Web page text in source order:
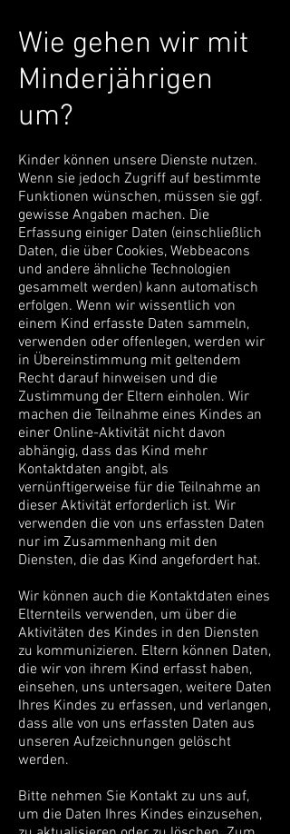
Wie gehen wir mit
Minderjährigen
um?
Kinder können unsere Dienste nutzen.
Wenn sie jedoch Zugriff auf bestimmte
Funktionen wünschen, müssen sie ggf.
gewisse Angaben machen. Die
Erfassung einiger Daten (einschließlich
Daten, die über Cookies, Webbeacons
und andere ähnliche Technologien
gesammelt werden) kann automatisch
erfolgen. Wenn wir wissentlich von
einem Kind erfasste Daten sammeln,
verwenden oder offenlegen, werden wir
in Übereinstimmung mit geltendem
Recht darauf hinweisen und die
Zustimmung der Eltern einholen. Wir
machen die Teilnahme eines Kindes an
einer Online-Aktivität nicht davon
abhängig, dass das Kind mehr
Kontaktdaten angibt, als
vernünftigerweise für die Teilnahme an
dieser Aktivität erforderlich ist. Wir
verwenden die von uns erfassten Daten
nur im Zusammenhang mit den
Diensten, die das Kind angefordert hat.
Wir können auch die Kontaktdaten eines
Elternteils verwenden, um über die
Aktivitäten des Kindes in den Diensten
zu kommunizieren. Eltern können Daten,
die wir von ihrem Kind erfasst haben,
einsehen, uns untersagen, weitere Daten
Ihres Kindes zu erfassen, und verlangen,
dass alle von uns erfassten Daten aus
unseren Aufzeichnungen gelöscht
werden.
Bitte nehmen Sie Kontakt zu uns auf,
um die Daten Ihres Kindes einzusehen,